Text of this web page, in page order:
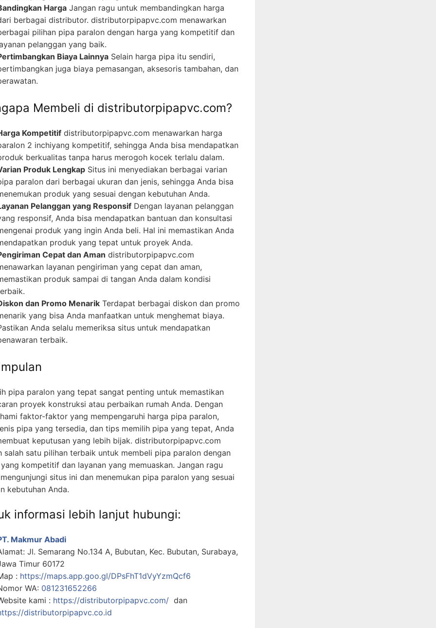
Harga Jangan ragu untuk membandingkan harga
berbagai distributor. distributorpipapvc.com menawarkan
pilihan pipa paralon dengan harga yang kompetitif dan
pelanggan yang baik.
Biaya Lainnya Selain harga pipa itu sendiri,
juga biaya pemasangan, aksesoris tambahan, dan
Membeli di distributorpipapvc.com?
Kompetitif distributorpipapvc.com menawarkan harga
2 inchiyang kompetitif, sehingga Anda bisa mendapatkan
berkualitas tanpa harus merogoh kocek terlalu dalam.
Produk Lengkap Situs ini menyediakan berbagai varian
paralon dari berbagai ukuran dan jenis, sehingga Anda bisa
produk yang sesuai dengan kebutuhan Anda.
Pelanggan yang Responsif Dengan layanan pelanggan
responsif, Anda bisa mendapatkan bantuan dan konsultasi
produk yang ingin Anda beli. Hal ini memastikan Anda
produk yang tepat untuk proyek Anda.
Cepat dan Aman distributorpipapvc.com
layanan pengiriman yang cepat dan aman,
produk sampai di tangan Anda dalam kondisi
dan Promo Menarik Terdapat berbagai diskon dan promo
yang bisa Anda manfaatkan untuk menghemat biaya.
Anda selalu memeriksa situs untuk mendapatkan
terbaik.
pipa paralon yang tepat sangat penting untuk memastikan
proyek konstruksi atau perbaikan rumah Anda. Dengan
faktor-faktor yang mempengaruhi harga pipa paralon,
pipa yang tersedia, dan tips memilih pipa yang tepat, Anda
keputusan yang lebih bijak. distributorpipapvc.com
salah satu pilihan terbaik untuk membeli pipa paralon dengan
kompetitif dan layanan yang memuaskan. Jangan ragu
situs ini dan menemukan pipa paralon yang sesuai
kebutuhan Anda.
informasi lebih lanjut hubungi:
Makmur Abadi
Jl. Semarang No.134 A, Bubutan, Kec. Bubutan, Surabaya,
Timur 60172
: https://maps.app.goo.gl/DPsFhT1dVyYzmQcf6
WA: 081231652266
kami : https://distributorpipapvc.com/ dan
distributorpipapvc.co.id